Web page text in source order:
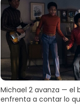
Michael 2 avanza — el
enfrenta a contar lo